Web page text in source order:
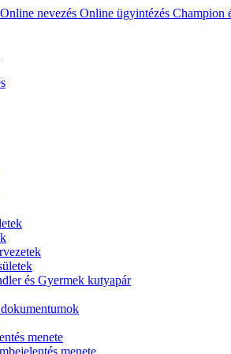
Online nevezés Online ügyintézés Champion
és Gyermek kutyapár
menete
menete